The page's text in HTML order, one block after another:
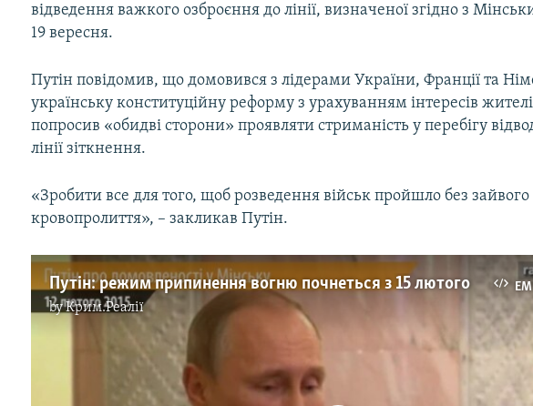
відведення важкого озброєння до лінії, визначеної згідно з
19 вересня.
Путін повідомив, що домовився з лідерами України, Франції та
українську конституційну реформу з урахуванням інтересів
попросив «обидві сторони» проявляти стриманість у перебігу
лінії зіткнення.
«Зробити все для того, щоб розведення військ пройшло без зайвого
кровопролиття», – закликав Путін.
Путін: режим припинення вогню почнеться з 15 лютого
byКрим.Реалії